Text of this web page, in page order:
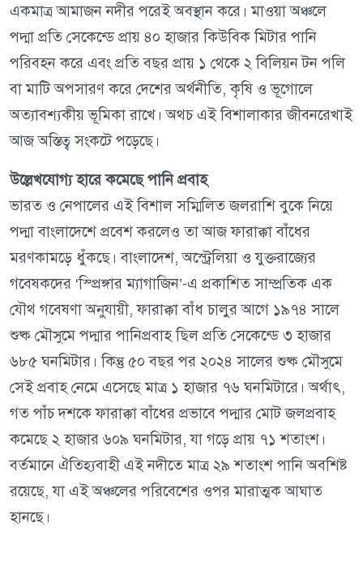
একমাত্র আমাজন নদীর পরেই অবস্থান করে। মাওয়া অঞ্চলে
পদ্মা প্রতি সেকেন্ডে প্রায় ৪০ হাজার কিউবিক মিটার পানি
পরিবহন করে এবং প্রতি বছর প্রায় ১ থেকে ২ বিলিয়ন টন পলি
বা মাটি অপসারণ করে দেশের অর্থনীতি, কৃষি ও ভূগোলে
অত্যাবশ্যকীয় ভূমিকা রাখে। অথচ এই বিশালাকার জীবনরেখাই
আজ অস্তিত্ব সংকটে পড়েছে।
উল্লেখযোগ্য হারে কমেছে পানি প্রবাহ
ভারত ও নেপালের এই বিশাল সম্মিলিত জলরাশি বুকে নিয়ে
পদ্মা বাংলাদেশে প্রবেশ করলেও তা আজ ফারাক্কা বাঁধের
মরণকামড়ে ধুঁকছে। বাংলাদেশ, অস্ট্রেলিয়া ও যুক্তরাজ্যের
গবেষকদের ‘স্প্রিঙ্গার ম্যাগাজিন’-এ প্রকাশিত সাম্প্রতিক এক
যৌথ গবেষণা অনুযায়ী, ফারাক্কা বাঁধ চালুর আগে ১৯৭৪ সালে
শুষ্ক মৌসুমে পদ্মার পানিপ্রবাহ ছিল প্রতি সেকেন্ডে ৩ হাজার
৬৮৫ ঘনমিটার। কিন্তু ৫০ বছর পর ২০২৪ সালের শুষ্ক মৌসুমে
সেই প্রবাহ নেমে এসেছে মাত্র ১ হাজার ৭৬ ঘনমিটারে। অর্থাৎ,
গত পাঁচ দশকে ফারাক্কা বাঁধের প্রভাবে পদ্মার মোট জলপ্রবাহ
কমেছে ২ হাজার ৬০৯ ঘনমিটার, যা গড়ে প্রায় ৭১ শতাংশ।
বর্তমানে ঐতিহ্যবাহী এই নদীতে মাত্র ২৯ শতাংশ পানি অবশিষ্ট
রয়েছে, যা এই অঞ্চলের পরিবেশের ওপর মারাত্মক আঘাত
হানছে।